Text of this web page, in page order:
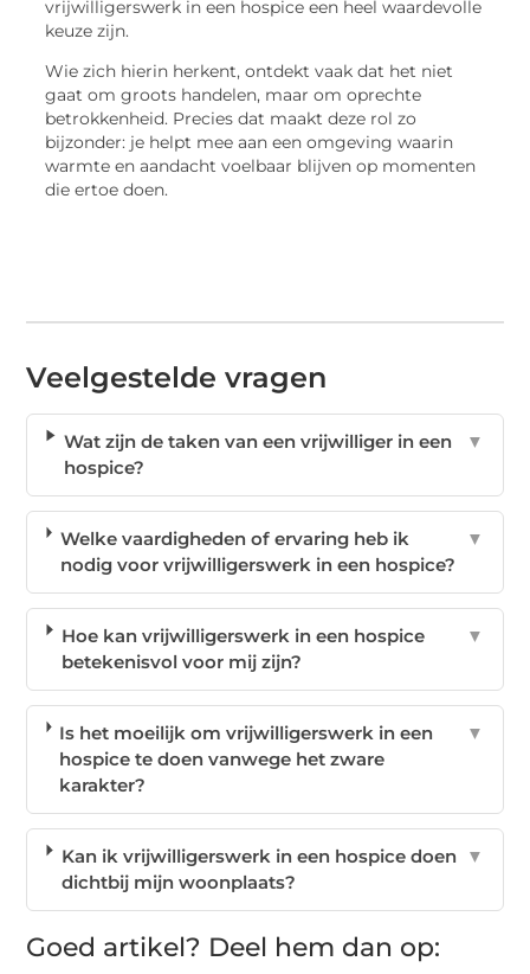
vrijwilligerswerk in een hospice een heel waardevolle
keuze zijn.
Wie zich hierin herkent, ontdekt vaak dat het niet
gaat om groots handelen, maar om oprechte
betrokkenheid. Precies dat maakt deze rol zo
bijzonder: je helpt mee aan een omgeving waarin
warmte en aandacht voelbaar blijven op momenten
die ertoe doen.
Veelgestelde vragen
Wat zijn de taken van een vrijwilliger in een
hospice?
▼
Welke vaardigheden of ervaring heb ik
nodig voor vrijwilligerswerk in een hospice?
▼
Hoe kan vrijwilligerswerk in een hospice
betekenisvol voor mij zijn?
▼
Is het moeilijk om vrijwilligerswerk in een
hospice te doen vanwege het zware
karakter?
▼
Kan ik vrijwilligerswerk in een hospice doen
dichtbij mijn woonplaats?
▼
Goed artikel? Deel hem dan op: